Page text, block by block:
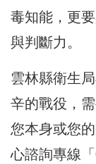
毒知能，更
與判斷力。
雲林縣衛生
辛的戰役，
您本身或您
心諮詢專線